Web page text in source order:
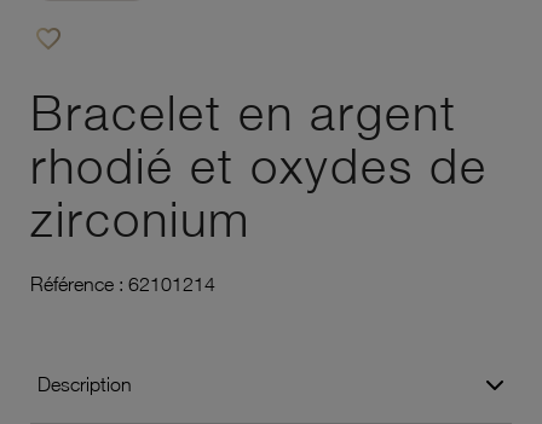
favorite_border
Bracelet en argent
rhodié et oxydes de
zirconium
Référence : 62101214
Description